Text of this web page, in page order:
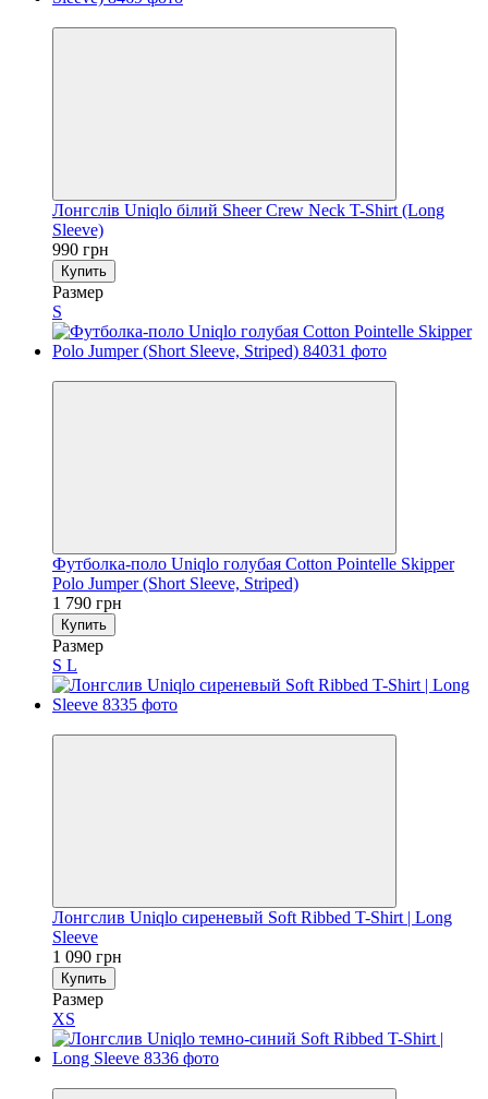
Лонгслів Uniqlo бiлий Sheer Crew Neck T-Shirt (Long
Sleeve)
990 грн
Купить
Размер
S
Футболка-поло Uniqlo голубая Cotton Pointelle Skipper
Polo Jumper (Short Sleeve, Striped)
1 790 грн
Купить
Размер
S L
Лонгслив Uniqlo сиреневый Soft Ribbed T-Shirt | Long
Sleeve
1 090 грн
Купить
Размер
XS